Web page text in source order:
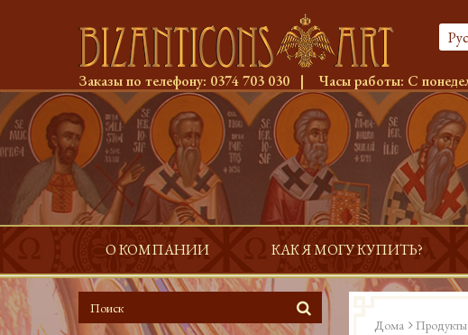
Заказы по телефону: 0374 703 030 | Часы работы: С
О КОМПАНИИ КАК Я МОГУ КУПИТЬ?
Дома Продукты